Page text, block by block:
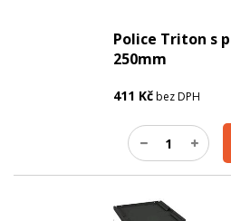
Police Triton s
250mm
411 Kčbez DPH